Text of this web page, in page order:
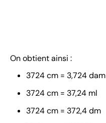
On obtient ainsi :
3724 cm = 3,724 dam
3724 cm = 37,24 ml
3724 cm = 372,4 dm